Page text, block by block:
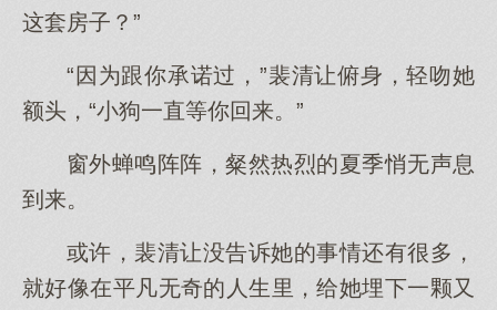
这套房子？”
“因为跟你承诺过，”裴清让俯身，轻吻她
额头，“小狗一直等你回来。”
窗外蝉鸣阵阵，粲然热烈的夏季悄无声息
到来。
或许，裴清让没告诉她的事情还有很多，
就好像在平凡无奇的人生里，给她埋下一颗又